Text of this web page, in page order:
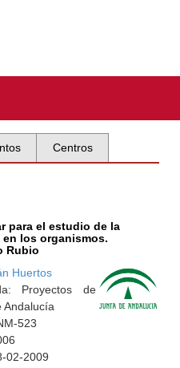
Centros
para el estudio de la
los organismos.
Rubio
Huertos
Proyectos de
Andalucía
523
02-2009